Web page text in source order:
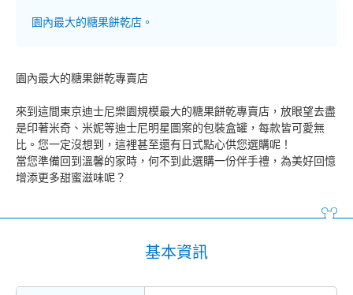
園內最大的糖果餅乾店。
園內最大的糖果餅乾專賣店
來到這間東京迪士尼樂園規模最大的糖果餅乾專賣店，放眼望去盡
是印著米奇、米妮等迪士尼明星圖案的包裝盒罐，每款皆可愛無
比。您一定沒想到，這裡甚至還有日式點心供您選購呢！
當您準備回到溫馨的家時，何不到此選購一份伴手禮，為美好回憶
增添更多甜蜜滋味呢？
基本資訊